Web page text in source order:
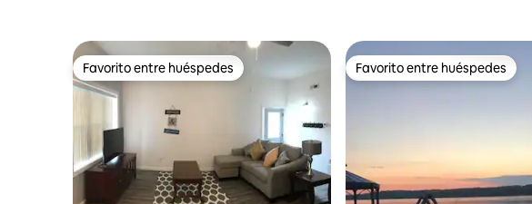
Favorito entre huéspedes
Favorito entre huéspedes Favorito entre huéspedes
Favorito entre huéspedes